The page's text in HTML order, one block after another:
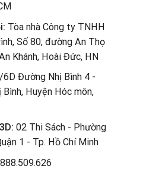
Tòa nhà Công ty TNHH
Số 80, đường An Thọ
Khánh, Hoài Đức, HN
6D Đường Nhị Bình 4 -
Bình, Huyện Hóc môn,
02 Thi Sách - Phường
1 - Tp. Hồ Chí Minh